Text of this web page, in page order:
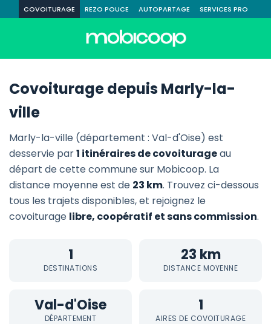
COVOITURAGE REZO POUCE AUTOPARTAGE SERVICES PRO
Covoiturage depuis Marly-la-
ville
Marly-la-ville (département : Val-d'Oise) est
desservie par1 itinéraires de covoiturageau
départ de cette commune sur Mobicoop. La
distance moyenne est de 23 km. Trouvez ci-dessous
tous les trajets disponibles, et rejoignez le
covoiturage libre, coopératif et sans commission.
1
DESTINATIONS
23 km
DISTANCE MOYENNE
Val-d'Oise
DÉPARTEMENT
1
AIRES DE COVOITURAGE